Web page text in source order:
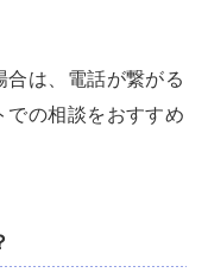
は、電話が繋がる
での相談をおすすめ